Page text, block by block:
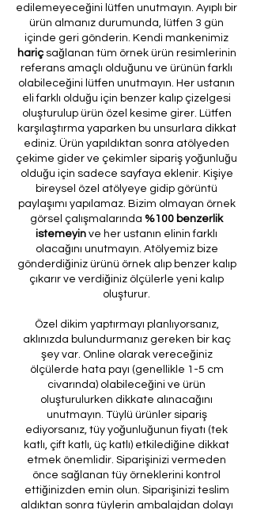
edilemeyeceğini lütfen unutmayın. Ayıplı bir
ürün almanız durumunda, lütfen 3 gün
içinde geri gönderin. Kendi mankenimiz
hariçsağlanan tüm örnek ürün resimlerinin
referans amaçlı olduğunu ve ürünün farklı
olabileceğini lütfen unutmayın. Her ustanın
eli farklı olduğu için benzer kalıp çizelgesi
oluşturulup ürün özel kesime girer. Lütfen
karşılaştırma yaparken bu unsurlara dikkat
ediniz. Ürün yapıldıktan sonra atölyeden
çekime gider ve çekimler sipariş yoğunluğu
olduğu için sadece sayfaya eklenir. Kişiye
bireysel özel atölyeye gidip görüntü
paylaşımı yapılamaz. Bizim olmayan örnek
görsel çalışmalarında %100 benzerlik
istemeyin ve her ustanın elinin farklı
olacağını unutmayın. Atölyemiz bize
gönderdiğiniz ürünü örnek alıp benzer kalıp
çıkarır ve verdiğiniz ölçülerle yeni kalıp
oluşturur.
Özel dikim yaptırmayı planlıyorsanız,
aklınızda bulundurmanız gereken bir kaç
şey var. Online olarak vereceğiniz
ölçülerde hata payı (genellikle 1-5 cm
civarında) olabileceğini ve ürün
oluşturulurken dikkate alınacağını
unutmayın. Tüylü ürünler sipariş
ediyorsanız, tüy yoğunluğunun fiyatı (tek
katlı, çift katlı, üç katlı) etkilediğine dikkat
etmek önemlidir. Siparişinizi vermeden
önce sağlanan tüy örneklerini kontrol
ettiğinizden emin olun. Siparişinizi teslim
aldıktan sonra tüylerin ambalajdan dolayı